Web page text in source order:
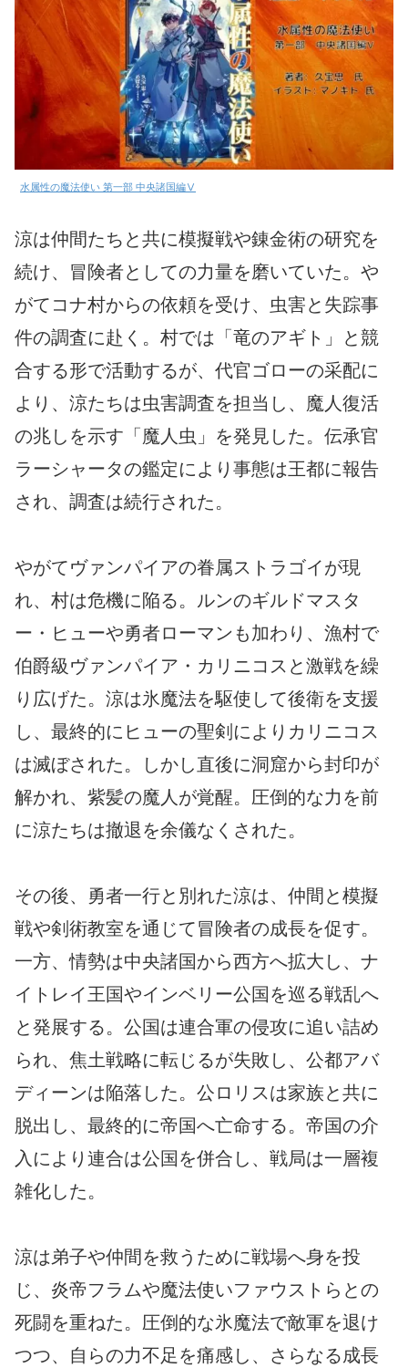
水属性の魔法使い 第一部 中央諸国編Ⅴ
涼は仲間たちと共に模擬戦や錬金術の研究を
続け、冒険者としての力量を磨いていた。や
がてコナ村からの依頼を受け、虫害と失踪事
件の調査に赴く。村では「竜のアギト」と競
合する形で活動するが、代官ゴローの采配に
より、涼たちは虫害調査を担当し、魔人復活
の兆しを示す「魔人虫」を発見した。伝承官
ラーシャータの鑑定により事態は王都に報告
され、調査は続行された。
やがてヴァンパイアの眷属ストラゴイが現
れ、村は危機に陥る。ルンのギルドマスタ
ー・ヒューや勇者ローマンも加わり、漁村で
伯爵級ヴァンパイア・カリニコスと激戦を繰
り広げた。涼は氷魔法を駆使して後衛を支援
し、最終的にヒューの聖剣によりカリニコス
は滅ぼされた。しかし直後に洞窟から封印が
解かれ、紫髪の魔人が覚醒。圧倒的な力を前
に涼たちは撤退を余儀なくされた。
その後、勇者一行と別れた涼は、仲間と模擬
戦や剣術教室を通じて冒険者の成長を促す。
一方、情勢は中央諸国から西方へ拡大し、ナ
イトレイ王国やインベリー公国を巡る戦乱へ
と発展する。公国は連合軍の侵攻に追い詰め
られ、焦土戦略に転じるが失敗し、公都アバ
ディーンは陥落した。公ロリスは家族と共に
脱出し、最終的に帝国へ亡命する。帝国の介
入により連合は公国を併合し、戦局は一層複
雑化した。
涼は弟子や仲間を救うために戦場へ身を投
じ、炎帝フラムや魔法使いファウストらとの
死闘を重ねた。圧倒的な氷魔法で敵軍を退け
つつ、自らの力不足を痛感し、さらなる成長